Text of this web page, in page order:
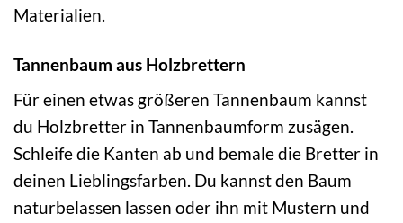
Materialien.
Tannenbaum aus Holzbrettern
Für einen etwas größeren Tannenbaum kannst
du Holzbretter in Tannenbaumform zusägen.
Schleife die Kanten ab und bemale die Bretter in
deinen Lieblingsfarben. Du kannst den Baum
naturbelassen lassen oder ihn mit Mustern und